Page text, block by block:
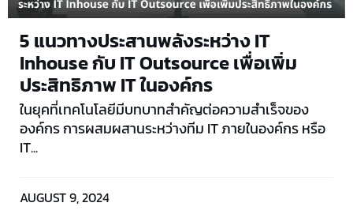
5 แนวทางประสานพลังระหว่าง IT
Inhouse กับ IT Outsource เพื่อเพิ่ม
ประสิทธิภาพ IT ในองค์กร
ในยุคที่เทคโนโลยีมีบทบาทสำคัญต่อความสำเร็จของ
องค์กร การผสมผสานระหว่างทีม IT ภายในองค์กร หรือ
IT...
AUGUST 9, 2024